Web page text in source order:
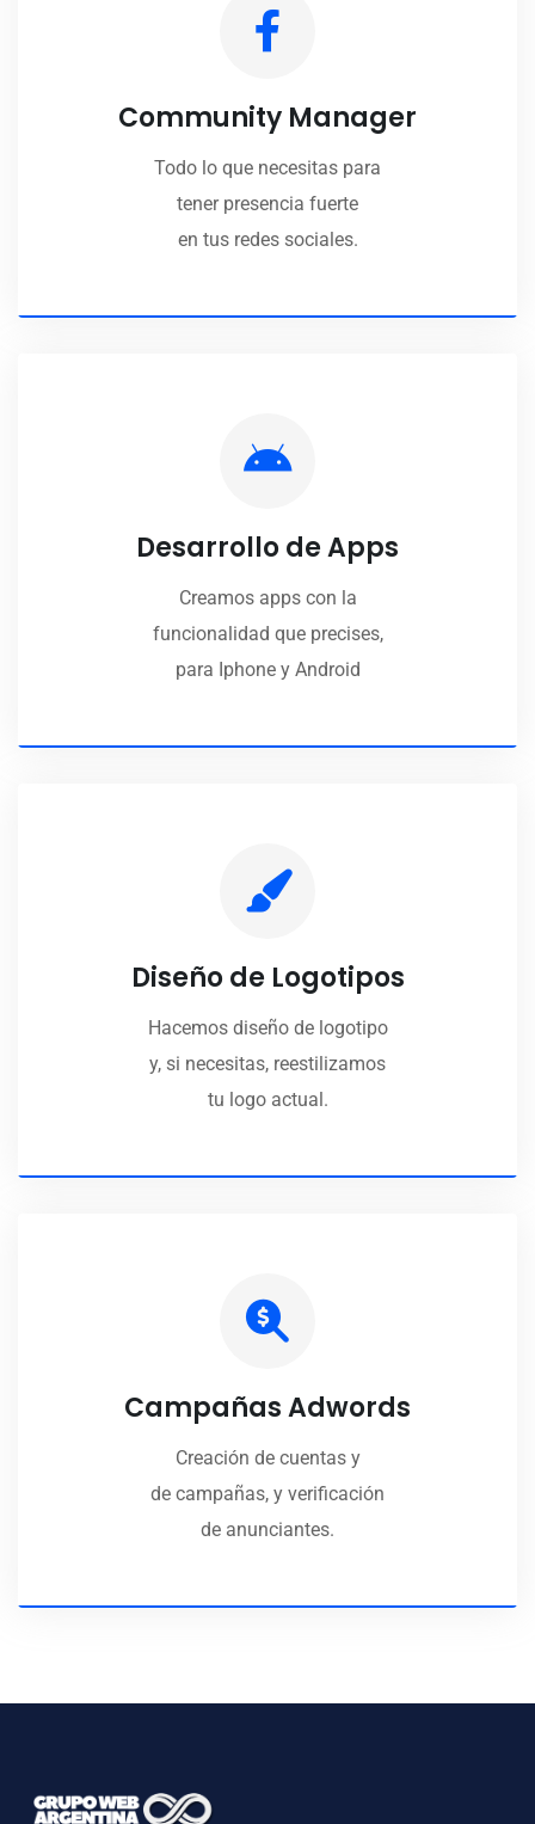
Community Manager
Todo lo que necesitas para
tener presencia fuerte
en tus redes sociales.
Desarrollo de Apps
Creamos apps con la
funcionalidad que precises,
para Iphone y Android
Diseño de Logotipos
Hacemos diseño de logotipo
y, si necesitas, reestilizamos
tu logo actual.
Campañas Adwords
Creación de cuentas y
de campañas, y verificación
de anunciantes.